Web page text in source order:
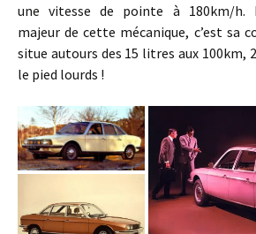
une vitesse de pointe à 180km/h.
majeur de cette mécanique, c’est sa
situe autours des 15 litres aux 100km,
le pied lourds !